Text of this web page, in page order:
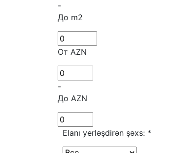
-
До m2
От AZN
-
До AZN
Elanı yerləşdirən şəxs: *